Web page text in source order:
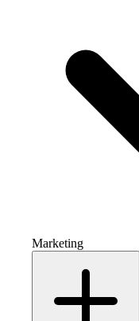
Marketing